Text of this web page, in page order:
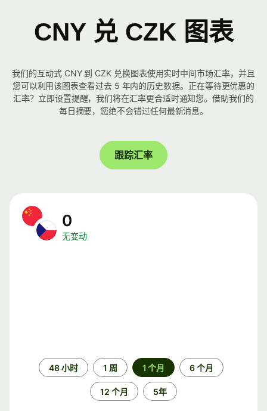
CNY 兑 CZK 图表
我们的互动式 CNY 到 CZK 兑换图表使用实时中间市场汇率，并且
您可以利用该图表查看过去 5 年内的历史数据。正在等待更优惠的
汇率？立即设置提醒，我们将在汇率更合适时通知您。借助我们的
每日摘要，您绝不会错过任何最新消息。
跟踪汇率
0
无变动
48 小时 1 周 1 个月 6 个月
12 个月 5年